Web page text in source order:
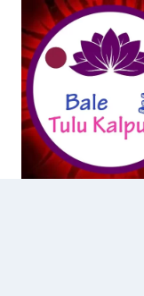
content